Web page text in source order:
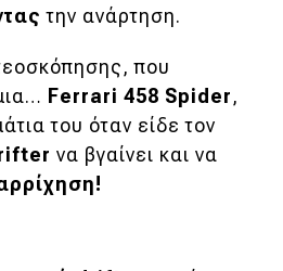
την ανάρτηση.
που
Ferrari 458 Spider,
του όταν είδε τον
να βγαίνει και να